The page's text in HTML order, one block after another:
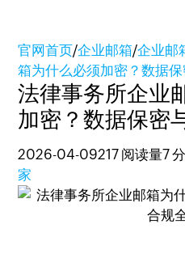
官网首页/企业邮箱/企业邮
箱为什么必须加密？数据
法律事务所企业
加密？数据保密
2026-04-09217 阅读量7
家